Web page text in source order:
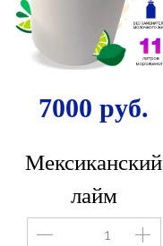
7000 руб.
Мексиканский
лайм